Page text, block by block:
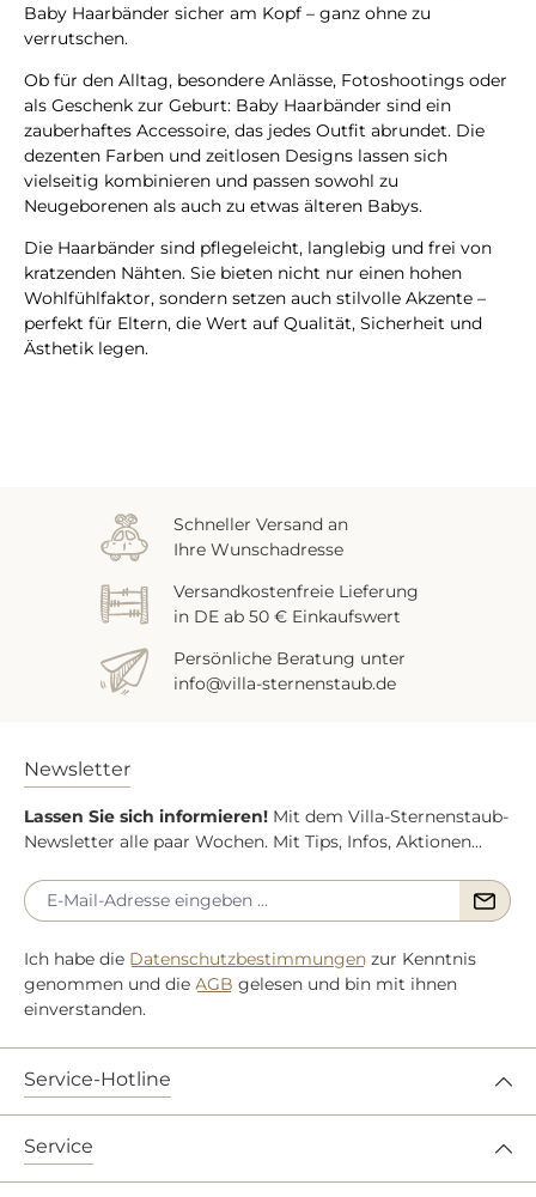
Baby Haarbänder sicher am Kopf – ganz ohne zu
verrutschen.
Ob für den Alltag, besondere Anlässe, Fotoshootings oder
als Geschenk zur Geburt: Baby Haarbänder sind ein
zauberhaftes Accessoire, das jedes Outfit abrundet. Die
dezenten Farben und zeitlosen Designs lassen sich
vielseitig kombinieren und passen sowohl zu
Neugeborenen als auch zu etwas älteren Babys.
Die Haarbänder sind pflegeleicht, langlebig und frei von
kratzenden Nähten. Sie bieten nicht nur einen hohen
Wohlfühlfaktor, sondern setzen auch stilvolle Akzente –
perfekt für Eltern, die Wert auf Qualität, Sicherheit und
Ästhetik legen.
Schneller Versand an
Ihre Wunschadresse
Versandkostenfreie Lieferung
in DE ab 50 € Einkaufswert
Persönliche Beratung unter
info@villa-sternenstaub.de
Newsletter
Lassen Sie sich informieren! Mit dem Villa-Sternenstaub-
Newsletter alle paar Wochen. Mit Tips, Infos, Aktionen...
Ich habe die Datenschutzbestimmungen zur Kenntnis
genommen und die AGB gelesen und bin mit ihnen
einverstanden.
Service-Hotline
Service